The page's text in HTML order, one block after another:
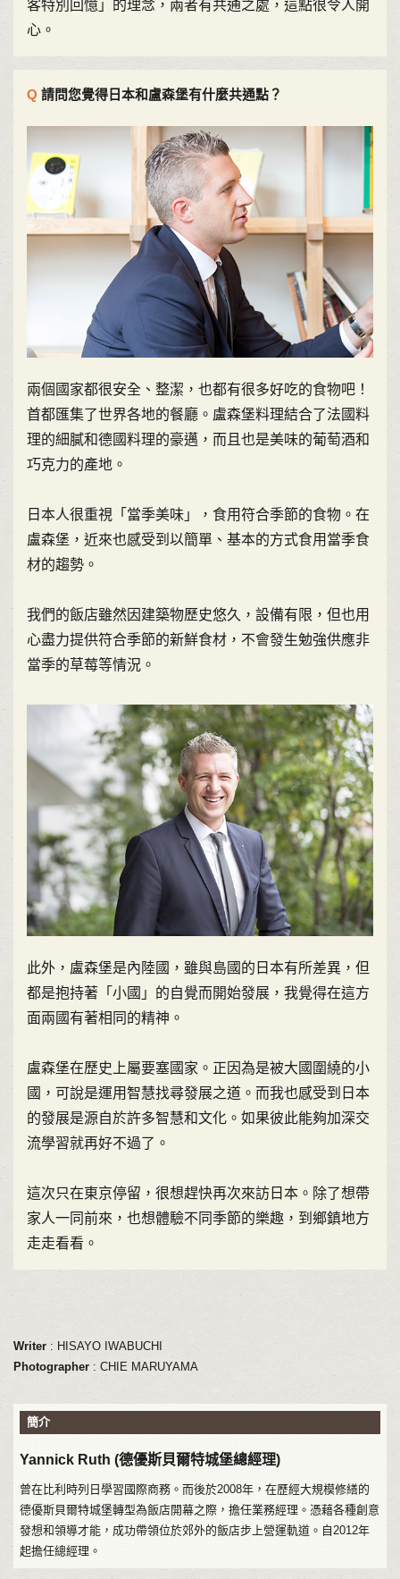
客特別回憶」的理念，兩者有共通之處，這點很令人開
心。
請問您覺得日本和盧森堡有什麼共通點？
兩個國家都很安全、整潔，也都有很多好吃的食物吧！
首都匯集了世界各地的餐廳。盧森堡料理結合了法國料
理的細膩和德國料理的豪邁，而且也是美味的葡萄酒和
巧克力的產地。
日本人很重視「當季美味」，食用符合季節的食物。在
盧森堡，近來也感受到以簡單、基本的方式食用當季食
材的趨勢。
我們的飯店雖然因建築物歷史悠久，設備有限，但也用
心盡力提供符合季節的新鮮食材，不會發生勉強供應非
當季的草莓等情況。
此外，盧森堡是內陸國，雖與島國的日本有所差異，但
都是抱持著「小國」的自覺而開始發展，我覺得在這方
面兩國有著相同的精神。
盧森堡在歷史上屬要塞國家。正因為是被大國圍繞的小
國，可說是運用智慧找尋發展之道。而我也感受到日本
的發展是源自於許多智慧和文化。如果彼此能夠加深交
流學習就再好不過了。
這次只在東京停留，很想趕快再次來訪日本。除了想帶
家人一同前來，也想體驗不同季節的樂趣，到鄉鎮地方
走走看看。
Writer: HISAYO IWABUCHI
Photographer: CHIE MARUYAMA
簡介
Yannick Ruth (德優斯貝爾特城堡總經理)
曾在比利時列日學習國際商務。而後於2008年，在歷經大規模修繕的
德優斯貝爾特城堡轉型為飯店開幕之際，擔任業務經理。憑藉各種創意
發想和領導才能，成功帶領位於郊外的飯店步上營運軌道。自2012年
起擔任總經理。